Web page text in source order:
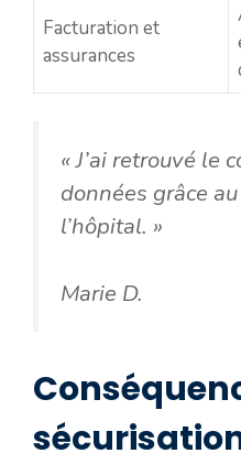
Facturation et
assurances
« J’ai retrouvé le
données grâce
l’hôpital. »
Marie D.